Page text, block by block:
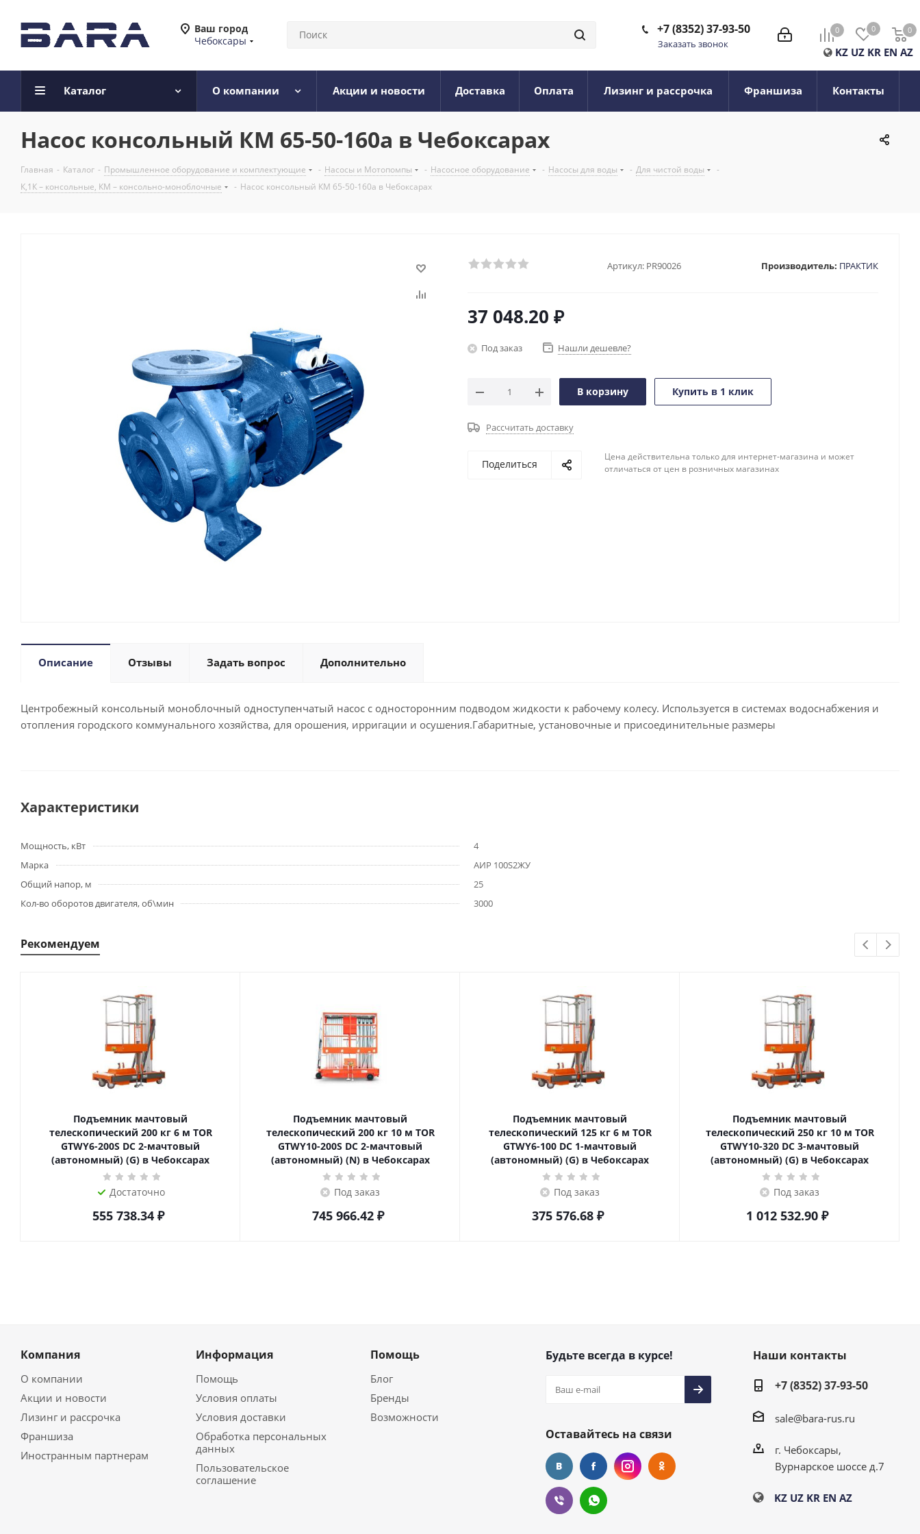
Ваш город
Чебоксары
0 0 0
0
KZ UZ KR EN AZ
+7 (8352) 37-93-50
Заказать звонок
Каталог О компании Акции и новости Доставка Оплата Лизинг и рассрочка Франшиза Контакты
Насос консольный КМ 65-50-160а в Чебоксарах
Главная - Каталог - Промышленное оборудование и комплектующие - Насосы и Мотопомпы - Насосное оборудование - Насосы для воды - Для чистой воды
-
К,1К – консольные, КМ – консольно-моноблочные
- Насос консольный КМ 65-50-160а в Чебоксарах
Артикул: PR90026 Производитель: ПРАКТИК
37 048.20 ₽
Под заказ Нашли дешевле?
В корзину Купить в 1 клик
Рассчитать доставку
Поделиться
Цена действительна только для интернет-магазина и может
отличаться от цен в розничных магазинах
Описание Отзывы Задать вопрос Дополнительно
Центробежный консольный моноблочный одноступенчатый насос с односторонним подводом жидкости к рабочему колесу. Используется в системах водоснабжения и
отопления городского коммунального хозяйства, для орошения, ирригации и осушения.Габаритные, установочные и присоединительные размеры
Характеристики
Мощность, кВт
4
Марка
АИР 100S2ЖУ
Общий напор, м
25
Кол-во оборотов двигателя, об\мин
3000
Рекомендуем
Подъемник мачтовый
телескопический 200 кг 6 м TOR
GTWY6-200S DC 2-мачтовый
(автономный) (G) в Чебоксарах
Достаточно
555 738.34₽
Подъемник мачтовый
телескопический 200 кг 10 м TOR
GTWY10-200S DC 2-мачтовый
(автономный) (N) в Чебоксарах
Под заказ
745 966.42₽
Подъемник мачтовый
телескопический 125 кг 6 м TOR
GTWY6-100 DC 1-мачтовый
(автономный) (G) в Чебоксарах
Под заказ
375 576.68₽
Подъемник мачтовый
телескопический 250 кг 10 м TOR
GTWY10-320 DC 3-мачтовый
(автономный) (G) в Чебоксарах
Под заказ
1 012 532.90 ₽
Компания
О компании
Акции и новости
Лизинг и рассрочка
Франшиза
Иностранным партнерам
Информация
Помощь
Условия оплаты
Условия доставки
Обработка персональных
данных
Пользовательское
соглашение
Помощь
Блог
Бренды
Возможности
Будьте всегда в курсе!
Оставайтесь на связи
Наши контакты
+7 (8352) 37-93-50
sale@bara-rus.ru
г. Чебоксары,
Вурнарское шоссе д.7
KZ UZ KR EN AZ